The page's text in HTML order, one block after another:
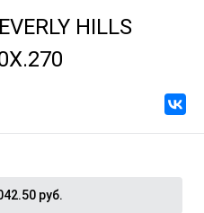
HILLS
руб.